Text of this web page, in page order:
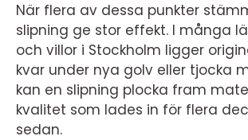
När flera av dessa punkter
slipning ge stor effekt. I många
och villor i Stockholm ligger
kvar under nya golv eller tjocka
kan en slipning plocka fram
kvalitet som lades in för flera
sedan.